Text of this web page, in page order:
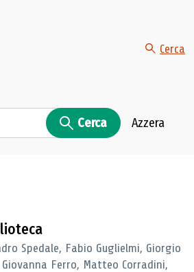
Cerca
Cerca Azzera
Spedale, Fabio Guglielmi, Giorgio
Ferro, Matteo Corradini,